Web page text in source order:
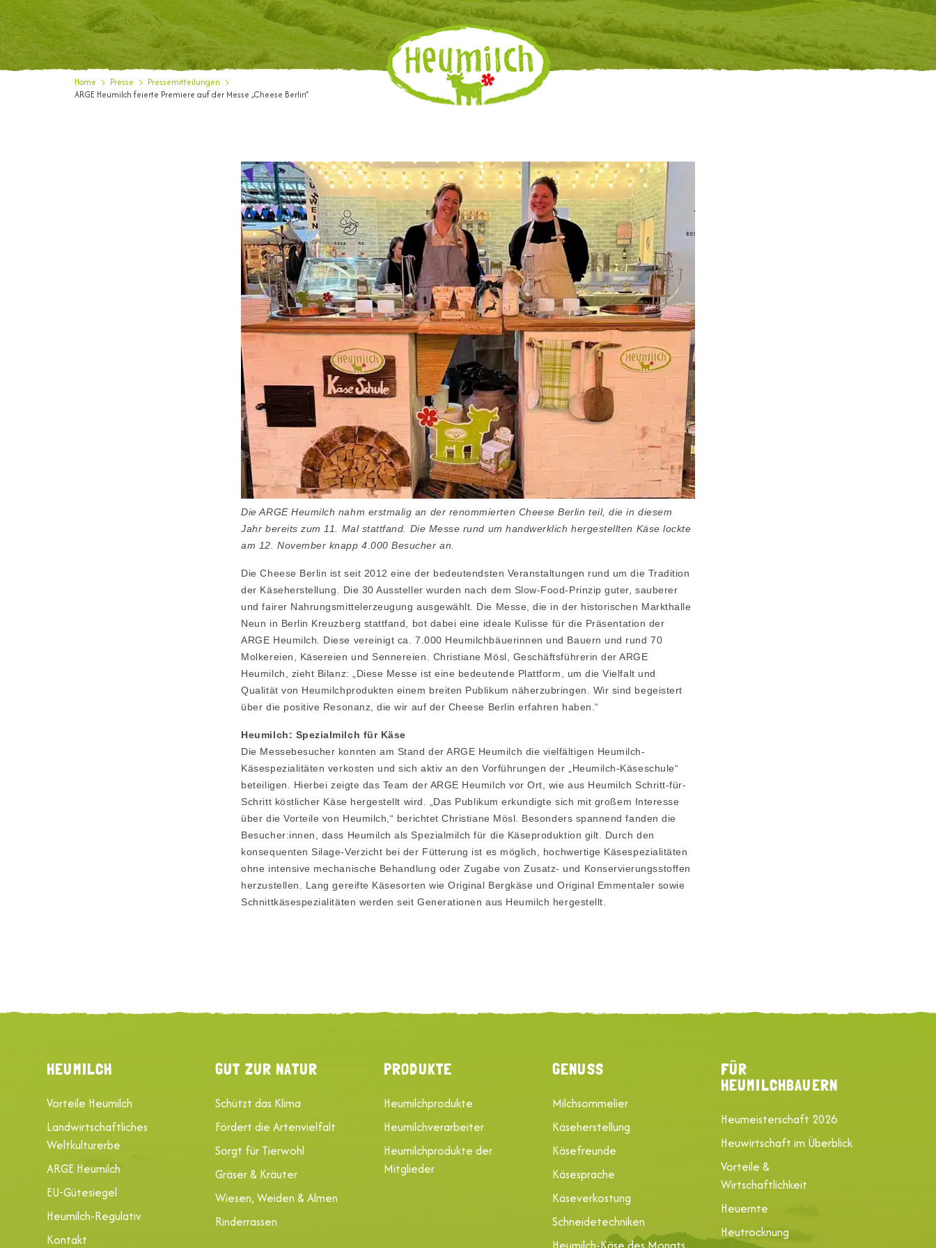
Home Presse
Pressemitteilungen
ARGE Heumilch feierte Premiere auf der Messe „Cheese Berlin“
Die ARGE Heumilch nahm erstmalig an der renommierten Cheese Berlin teil, die in diesem
Jahr bereits zum 11. Mal stattfand. Die Messe rund um handwerklich hergestellten Käse lockte
am 12. November knapp 4.000 Besucher an.
Die Cheese Berlin ist seit 2012 eine der bedeutendsten Veranstaltungen rund um die Tradition
der Käseherstellung. Die 30 Aussteller wurden nach dem Slow-Food-Prinzip guter, sauberer
und fairer Nahrungsmittelerzeugung ausgewählt. Die Messe, die in der historischen Markthalle
Neun in Berlin Kreuzberg stattfand, bot dabei eine ideale Kulisse für die Präsentation der
ARGE Heumilch. Diese vereinigt ca. 7.000 Heumilchbäuerinnen und Bauern und rund 70
Molkereien, Käsereien und Sennereien. Christiane Mösl, Geschäftsführerin der ARGE
Heumilch, zieht Bilanz: „Diese Messe ist eine bedeutende Plattform, um die Vielfalt und
Qualität von Heumilchprodukten einem breiten Publikum näherzubringen. Wir sind begeistert
über die positive Resonanz, die wir auf der Cheese Berlin erfahren haben.“
Heumilch: Spezialmilch für Käse
Die Messebesucher konnten am Stand der ARGE Heumilch die vielfältigen Heumilch-
Käsespezialitäten verkosten und sich aktiv an den Vorführungen der „Heumilch-Käseschule“
beteiligen. Hierbei zeigte das Team der ARGE Heumilch vor Ort, wie aus Heumilch Schritt-für-
Schritt köstlicher Käse hergestellt wird. „Das Publikum erkundigte sich mit großem Interesse
über die Vorteile von Heumilch,“ berichtet Christiane Mösl. Besonders spannend fanden die
Besucher:innen, dass Heumilch als Spezialmilch für die Käseproduktion gilt. Durch den
konsequenten Silage-Verzicht bei der Fütterung ist es möglich, hochwertige Käsespezialitäten
ohne intensive mechanische Behandlung oder Zugabe von Zusatz- und Konservierungsstoffen
herzustellen. Lang gereifte Käsesorten wie Original Bergkäse und Original Emmentaler sowie
Schnittkäsespezialitäten werden seit Generationen aus Heumilch hergestellt.
HEUMILCH
Vorteile Heumilch
Landwirtschaftliches
Weltkulturerbe
ARGE Heumilch
EU-Gütesiegel
Heumilch-Regulativ
Kontakt
GUT ZUR NATUR
Schützt das Klima
Fördert die Artenvielfalt
Sorgt für Tierwohl
Gräser & Kräuter
Wiesen, Weiden & Almen
Rinderrassen
PRODUKTE
Heumilchprodukte
Heumilchverarbeiter
Heumilchprodukte der
Mitglieder
GENUSS
Milchsommelier
Käseherstellung
Käsefreunde
Käsesprache
Käseverkostung
Schneidetechniken
FÜR
HEUMILCHBAUERN
Heumeisterschaft 2026
Heuwirtschaft im Überblick
Vorteile &
Wirtschaftlichkeit
Heuernte
Heutrocknung